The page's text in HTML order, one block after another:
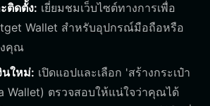
ติดตั้ง: เยี่ยมชมเว็บไซต์ทางการเพื่อ
Wallet สำหรับอุปกรณ์มือถือหรือ
งคุณ
นใหม่: เปิดแอปและเลือก 'สร้างกระเป๋า
Wallet) ตรวจสอบให้แน่ใจว่าคุณได้